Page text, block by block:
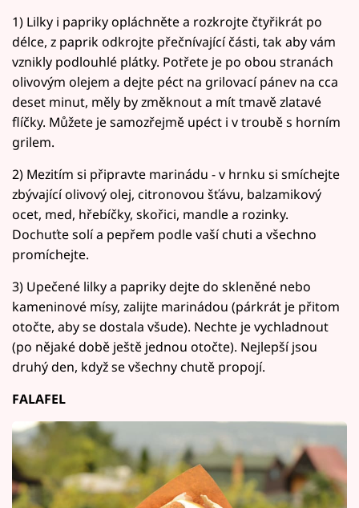
1) Lilky i papriky opláchněte a rozkrojte čtyřikrát po
délce, z paprik odkrojte přečnívající části, tak aby vám
vznikly podlouhlé plátky. Potřete je po obou stranách
olivovým olejem a dejte péct na grilovací pánev na cca
deset minut, měly by změknout a mít tmavě zlatavé
flíčky. Můžete je samozřejmě upéct i v troubě s horním
grilem.
2) Mezitím si připravte marinádu - v hrnku si smíchejte
zbývající olivový olej, citronovou šťávu, balzamikový
ocet, med, hřebíčky, skořici, mandle a rozinky.
Dochuťte solí a pepřem podle vaší chuti a všechno
promíchejte.
3) Upečené lilky a papriky dejte do skleněné nebo
kameninové mísy, zalijte marinádou (párkrát je přitom
otočte, aby se dostala všude). Nechte je vychladnout
(po nějaké době ještě jednou otočte). Nejlepší jsou
druhý den, když se všechny chutě propojí.
FALAFEL